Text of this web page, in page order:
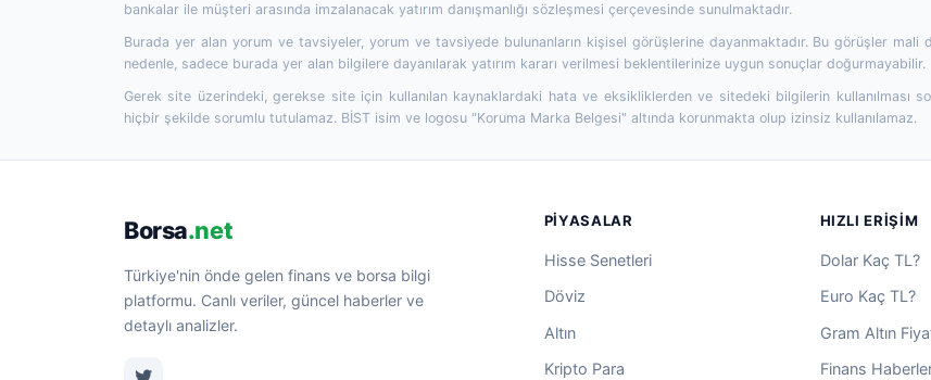
bankalar ile müşteri arasında imzalanacak yatırım danışmanlığı sözleşmesi çerçevesinde sunulmaktadır.
Burada yer alan yorum ve tavsiyeler, yorum ve tavsiyede bulunanların kişisel görüşlerine dayanmaktadır. Bu görüşler
nedenle, sadece burada yer alan bilgilere dayanılarak yatırım kararı verilmesi beklentilerinize uygun sonuçlar doğurmayabilir.
Gerek site üzerindeki, gerekse site için kullanılan kaynaklardaki hata ve eksikliklerden ve sitedeki bilgilerin kullanılması
hiçbir şekilde sorumlu tutulamaz. BİST isim ve logosu "Koruma Marka Belgesi" altında korunmakta olup izinsiz kullanılamaz.
Borsa.net
Türkiye'nin önde gelen finans ve borsa bilgi
platformu. Canlı veriler, güncel haberler ve
detaylı analizler.
PIYASALAR
Hisse Senetleri
Döviz
Altın
Kripto Para
HIZLI ERIŞIM
Dolar Kaç TL?
Euro Kaç TL?
Gram Altın
Finans